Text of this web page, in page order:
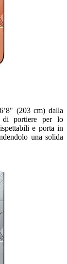
(203 cm) dalla
di portiere per lo
e porta in
una solida